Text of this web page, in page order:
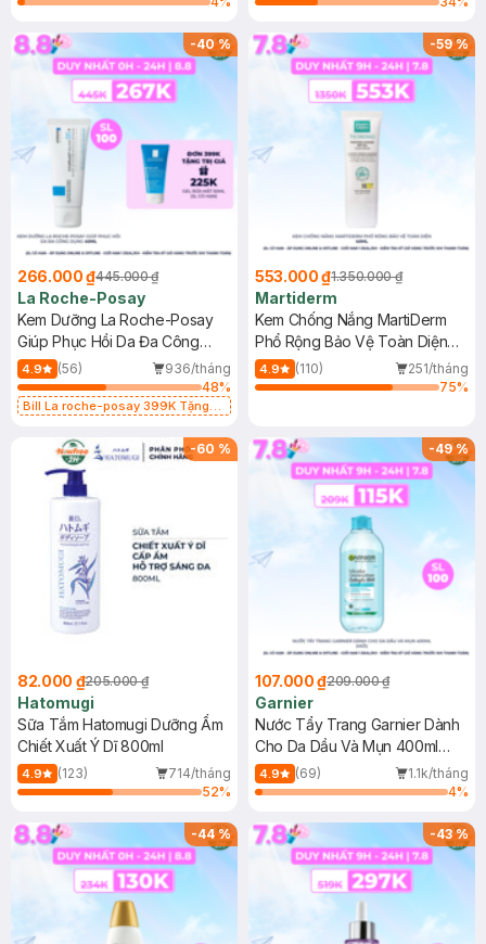
-40%
266.000 ₫445.000 ₫
La Roche-Posay
Kem Dưỡng La Roche-Posay
Giúp Phục Hồi Da Đa Công
Dụng 40ml
4.9 (56)
936/tháng
48%
Bill La roche-posay 399K Tặng
(SL có hạn)
-59%
553.000 ₫1.350.000 ₫
Martiderm
Kem Chống Nắng MartiDerm
Phổ Rộng Bảo Vệ Toàn Diện
40ml
4.9 (110)
251/tháng
75%
-60 %
82.000 ₫205.000 ₫
Hatomugi
Sữa Tắm Hatomugi Dưỡng Ẩm
Chiết Xuất Ý Dĩ 800ml
4.9 (123)
714/tháng
52%
-49%
107.000 ₫209.000 ₫
Garnier
Nước Tẩy Trang Garnier Dành
Cho Da Dầu Và Mụn 400ml
(Mới)
4.9 (69)
1.1k/tháng
4%
-44% -43%